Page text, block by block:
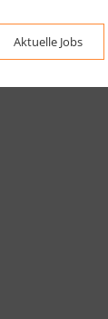
Aktuelle Jobs